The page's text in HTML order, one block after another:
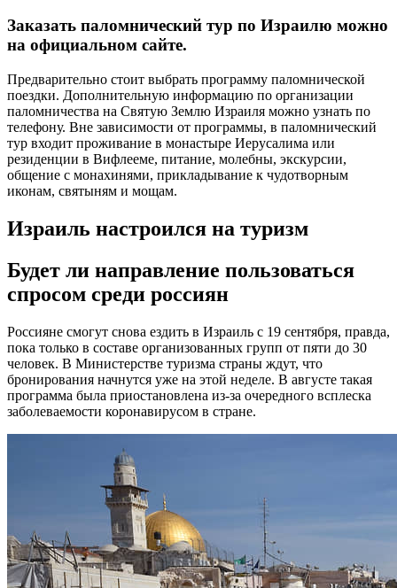
Заказать паломнический тур по Израилю можно
на официальном сайте.
Предварительно стоит выбрать программу паломнической
поездки. Дополнительную информацию по организации
паломничества на Святую Землю Израиля можно узнать по
телефону. Вне зависимости от программы, в паломнический
тур входит проживание в монастыре Иерусалима или
резиденции в Вифлееме, питание, молебны, экскурсии,
общение с монахинями, прикладывание к чудотворным
иконам, святыням и мощам.
Израиль настроился на туризм
Будет ли направление пользоваться
спросом среди россиян
Россияне смогут снова ездить в Израиль с 19 сентября, правда,
пока только в составе организованных групп от пяти до 30
человек. В Министерстве туризма страны ждут, что
бронирования начнутся уже на этой неделе. В августе такая
программа была приостановлена из-за очередного всплеска
заболеваемости коронавирусом в стране.